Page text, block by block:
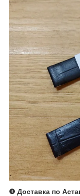
❹ Доставка по